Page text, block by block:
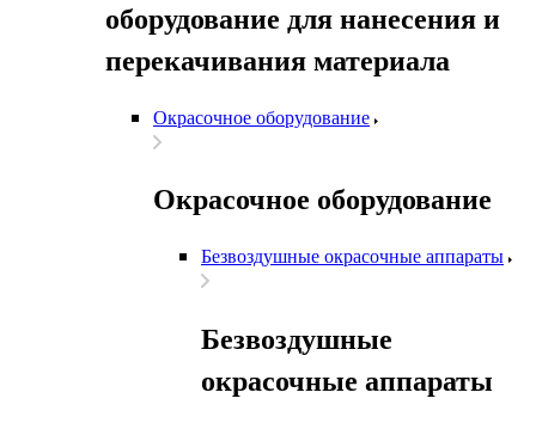
оборудование для нанесения и
перекачивания материала
Окрасочное оборудование
Окрасочное оборудование
Безвоздушные окрасочные аппараты
Безвоздушные
окрасочные аппараты